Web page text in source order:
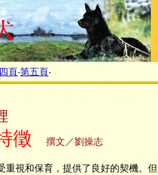
頁‧第五頁‧
徵 撰文／劉操志
視和保育，提供了良好的契機。但